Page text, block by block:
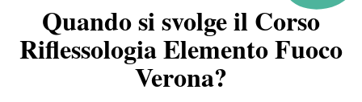
Quando si svolge il Corso
Riflessologia Elemento Fuoco
Verona?